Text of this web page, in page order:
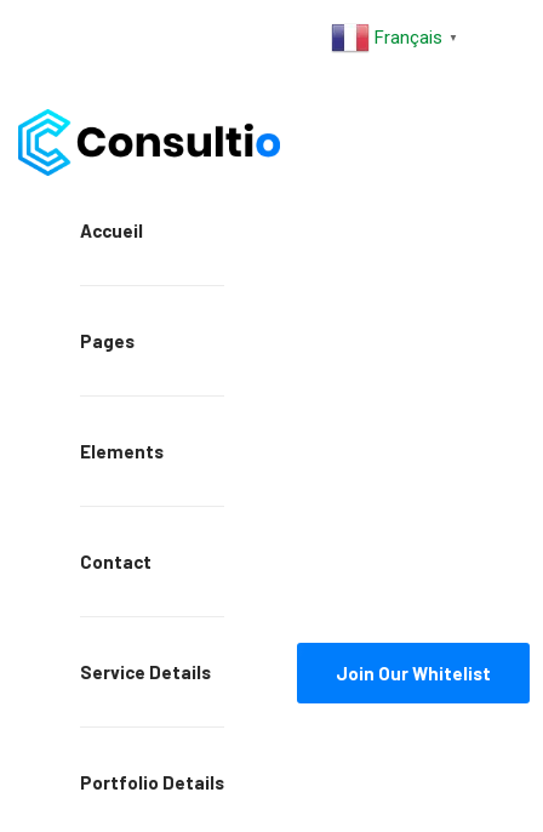
Accueil
Pages
Elements
Contact
Service Details
Portfolio Details
Join Our Whitelist
Français ▼